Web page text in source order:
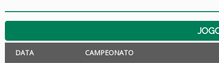
DATA CAMPEONATO